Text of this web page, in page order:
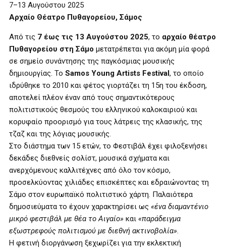
7–13 Αυγούστου 2025
Αρχαίο Θέατρο Πυθαγορείου, Σάμος
Από τις 7 έως τις 13 Αυγούστου 2025, το αρχαίο θέατρο
Πυθαγορείου στη Σάμο μετατρέπεται για ακόμη μία φορά
σε σημείο συνάντησης της παγκόσμιας μουσικής
δημιουργίας. Το Samos Young Artists Festival, το οποίο
ιδρύθηκε το 2010 και φέτος γιορτάζει τη 15η του έκδοση,
αποτελεί πλέον έναν από τους σημαντικότερους
πολιτιστικούς θεσμούς του ελληνικού καλοκαιριού και
κορυφαίο προορισμό για τους λάτρεις της κλασικής, της
τζαζ και της λόγιας μουσικής.
Στο διάστημα των 15 ετών, το Φεστιβάλ έχει φιλοξενήσει
δεκάδες διεθνείς σολίστ, μουσικά σχήματα και
ανερχόμενους καλλιτέχνες από όλο τον κόσμο,
προσελκύοντας χιλιάδες επισκέπτες και εδραιώνοντας τη
Σάμο στον ευρωπαϊκό πολιτιστικό χάρτη. Παλαιότερα
δημοσιεύματα το έχουν χαρακτηρίσει ως «ένα διαμαντένιο
μικρό φεστιβάλ με θέα το Αιγαίο» και «παράδειγμα
εξωστρεφούς πολιτισμού με διεθνή ακτινοβολία».
Η φετινή διοργάνωση ξεχωρίζει για την εκλεκτική